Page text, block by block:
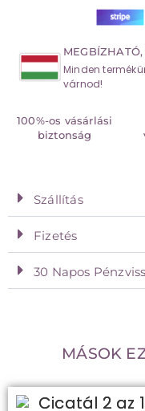
Minden
várnod!
100%-os vásárlási
biztonság
Szállítás
Fizetés
30 Napos
MÁSOK